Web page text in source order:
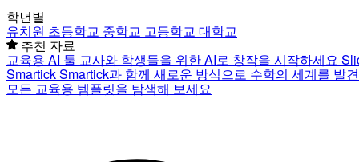
학년별
유치원 초등학교 중학교 고등학교 대학교
추천 자료
교육용 AI 툴 교사와 학생들을 위한 AI로 창작을 시작하세요
SmartickSmartick과 함께 새로운 방식으로 수학의 세계를 발
모든 교육용 템플릿을 탐색해 보세요